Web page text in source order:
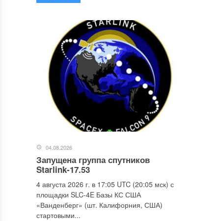
04.08.2026
Запущена группа спутников
Starlink-17.53
4 августа 2026 г. в 17:05 UTC (20:05 мск) с
площадки SLC-4E Базы КС США
«Ванденберг» (шт. Калифорния, США)
стартовыми...